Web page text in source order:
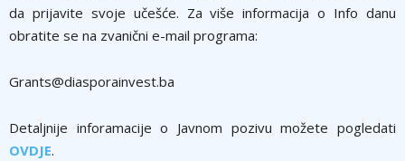
da prijavite svoje učešće. Za više informacija o Info danu
obratite se na zvanični e-mail programa:
Grants@diasporainvest.ba
Detaljnije inforamacije o Javnom pozivu možete pogledati
OVDJE.